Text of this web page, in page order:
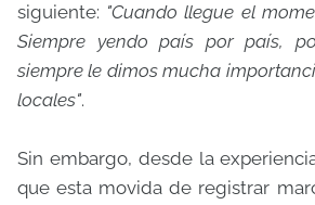
siguiente: "Cuando llegue el
Siempre yendo país por país,
siempre le dimos mucha
locales".
Sin embargo, desde la
que esta movida de registrar